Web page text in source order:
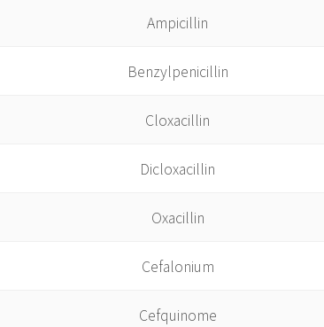
Ampicillin
Benzylpenicillin
Cloxacillin
Dicloxacillin
Oxacillin
Cefalonium
Cefquinome